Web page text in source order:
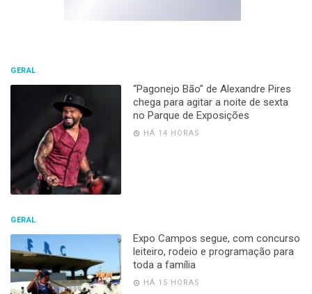
GERAL
“Pagonejo Bão” de Alexandre Pires
chega para agitar a noite de sexta
no Parque de Exposições
HÁ 14 HORAS
GERAL
Expo Campos segue, com concurso
leiteiro, rodeio e programação para
toda a família
HÁ 15 HORAS